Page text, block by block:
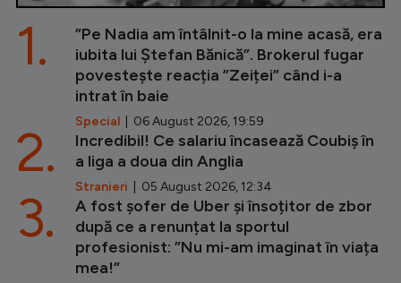
”Pe Nadia am întâlnit-o la mine acasă, era
iubita lui Ștefan Bănică”. Brokerul fugar
povestește reacția ”Zeiței” când i-a
intrat în baie
Special | 06 August 2026, 19:59
1.
Incredibil! Ce salariu încasează Coubiș în
a liga a doua din Anglia
Stranieri | 05 August 2026, 12:34
2.
A fost șofer de Uber și însoțitor de zbor
după ce a renunțat la sportul
profesionist: ”Nu mi-am imaginat în viața
mea!”
3.